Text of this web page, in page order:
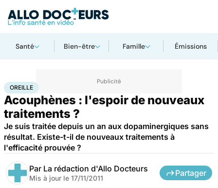
Santé Bien-être Famille Émissions
Accueil Santé
OREILLE
Acouphènes : l'espoir de nouveaux
traitements ?
Je suis traitée depuis un an aux dopaminergiques sans
résultat. Existe-t-il de nouveaux traitements à
l'efficacité prouvée ?
Par La rédaction d'Allo Docteurs
Mis à jour le 17/11/2011
Partager